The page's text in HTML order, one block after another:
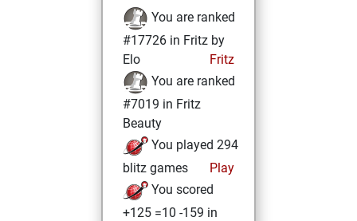
You are ranked
#17726 in Fritz by
Elo
Fritz
You are ranked
#7019 in Fritz
Beauty
You played 294
blitz games
Play
You scored
+125 =10 -159 in